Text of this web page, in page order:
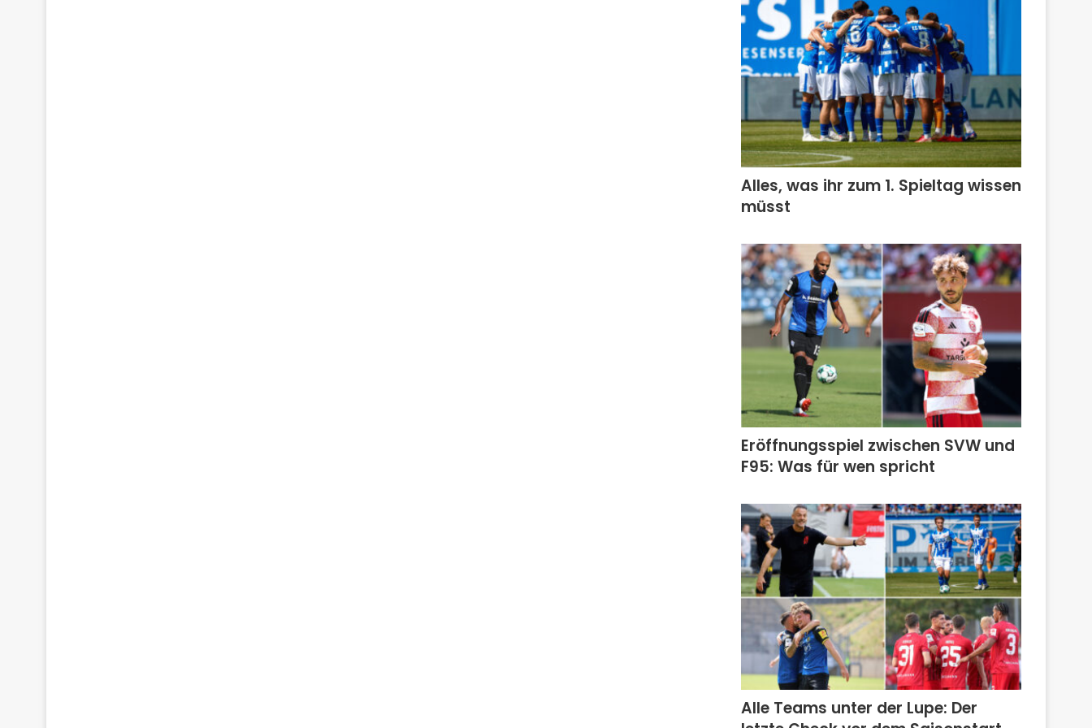
Alles, was ihr zum 1. Spieltag wissen
müsst
Eröffnungsspiel zwischen SVW und
F95: Was für wen spricht
Alle Teams unter der Lupe: Der